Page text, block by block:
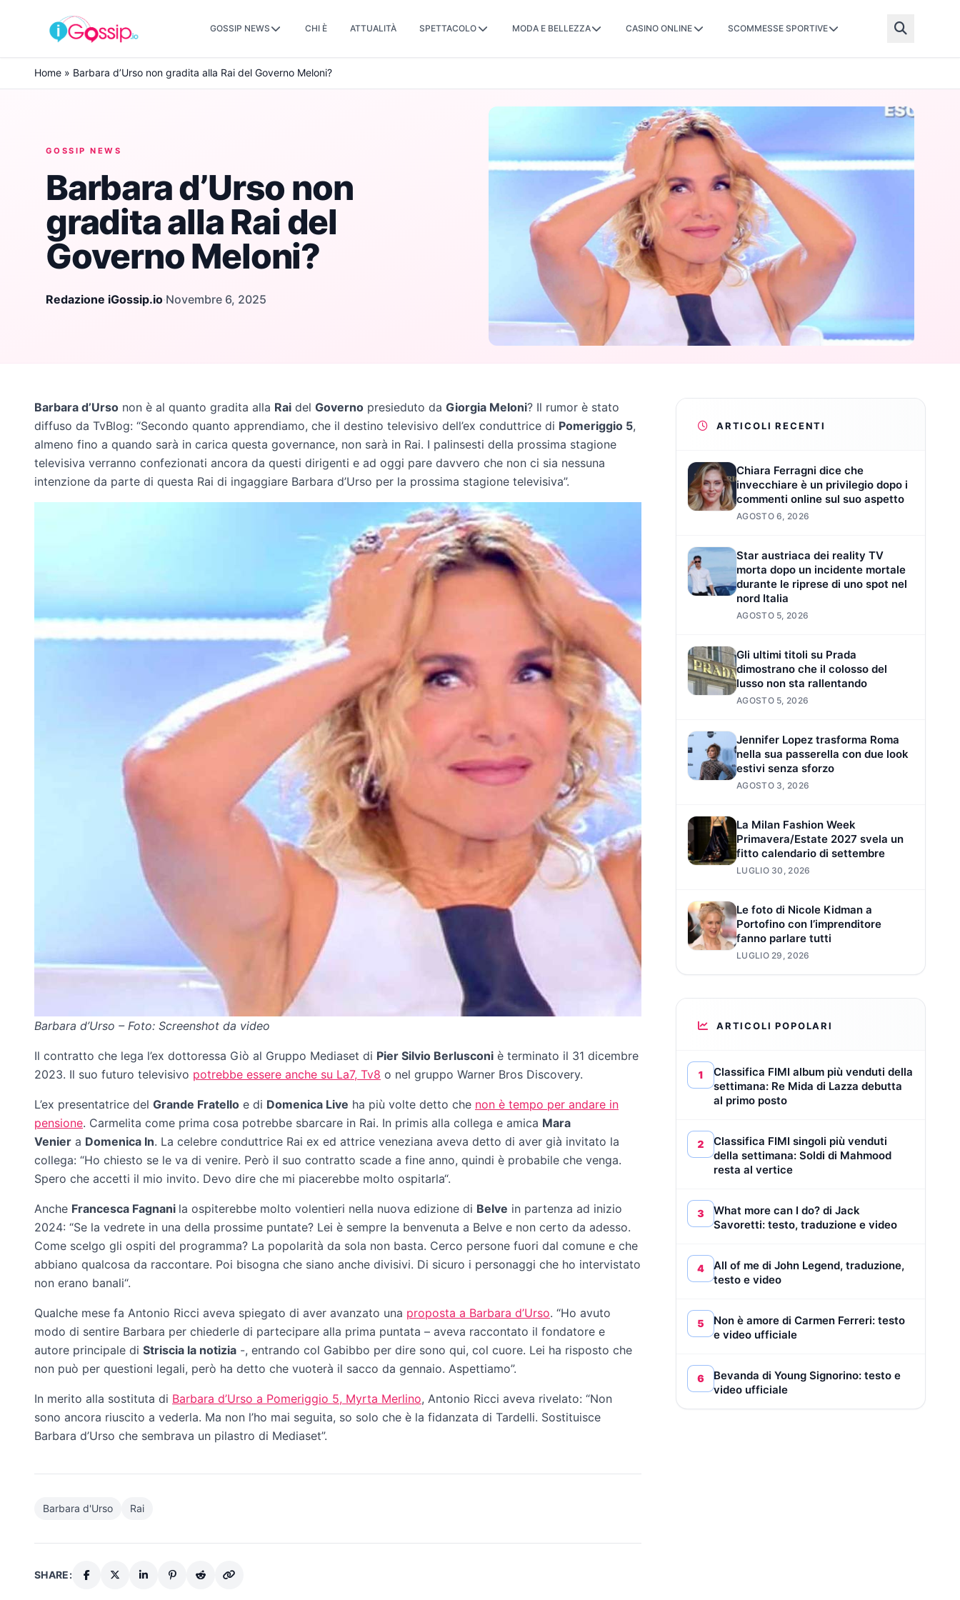
Skip to content
GOSSIP NEWS CHI È ATTUALITÀ SPETTACOLO MODA E BELLEZZA CASINO ONLINE SCOMMESSE SPORTIVE
Home » Barbara d’Urso non gradita alla Rai del Governo Meloni?
GOSSIP NEWS
Barbara d’Urso non
gradita alla Rai del
Governo Meloni?
Redazione iGossip.io·Novembre 6, 2025
Barbara d’Urso non è al quanto gradita alla Rai del Governo presieduto da Giorgia Meloni? Il rumor è stato
diffuso da TvBlog: “Secondo quanto apprendiamo, che il destino televisivo dell’ex conduttrice di Pomeriggio 5,
almeno fino a quando sarà in carica questa governance, non sarà in Rai. I palinsesti della prossima stagione
televisiva verranno confezionati ancora da questi dirigenti e ad oggi pare davvero che non ci sia nessuna
intenzione da parte di questa Rai di ingaggiare Barbara d’Urso per la prossima stagione televisiva”.
Barbara d’Urso – Foto: Screenshot da video
Il contratto che lega l’ex dottoressa Giò al Gruppo Mediaset di Pier Silvio Berlusconi è terminato il 31 dicembre
2023. Il suo futuro televisivo potrebbe essere anche su La7, Tv8 o nel gruppo Warner Bros Discovery.
L’ex presentatrice del Grande Fratello e di Domenica Live ha più volte detto che non è tempo per andare in
pensione. Carmelita come prima cosa potrebbe sbarcare in Rai. In primis alla collega e amica Mara
Venier a Domenica In. La celebre conduttrice Rai ex ed attrice veneziana aveva detto di aver già invitato la
collega: “Ho chiesto se le va di venire. Però il suo contratto scade a fine anno, quindi è probabile che venga.
Spero che accetti il mio invito. Devo dire che mi piacerebbe molto ospitarla“.
Anche Francesca Fagnani la ospiterebbe molto volentieri nella nuova edizione di Belve in partenza ad inizio
2024: “Se la vedrete in una della prossime puntate? Lei è sempre la benvenuta a Belve e non certo da adesso.
Come scelgo gli ospiti del programma? La popolarità da sola non basta. Cerco persone fuori dal comune e che
abbiano qualcosa da raccontare. Poi bisogna che siano anche divisivi. Di sicuro i personaggi che ho intervistato
non erano banali“.
Qualche mese fa Antonio Ricci aveva spiegato di aver avanzato una proposta a Barbara d’Urso. “Ho avuto
modo di sentire Barbara per chiederle di partecipare alla prima puntata – aveva raccontato il fondatore e
autore principale di Striscia la notizia -, entrando col Gabibbo per dire sono qui, col cuore. Lei ha risposto che
non può per questioni legali, però ha detto che vuoterà il sacco da gennaio. Aspettiamo”.
In merito alla sostituta di Barbara d’Urso a Pomeriggio 5, Myrta Merlino, Antonio Ricci aveva rivelato: “Non
sono ancora riuscito a vederla. Ma non l’ho mai seguita, so solo che è la fidanzata di Tardelli. Sostituisce
Barbara d’Urso che sembrava un pilastro di Mediaset”.
Barbara d'Urso Rai
SHARE:
ARTICOLI RECENTI
Chiara Ferragni dice che
invecchiare è un privilegio dopo i
commenti online sul suo aspetto
AGOSTO 6, 2026
Star austriaca dei reality TV
morta dopo un incidente mortale
durante le riprese di uno spot nel
nord Italia
AGOSTO 5, 2026
Gli ultimi titoli su Prada
dimostrano che il colosso del
lusso non sta rallentando
AGOSTO 5, 2026
Jennifer Lopez trasforma Roma
nella sua passerella con due look
estivi senza sforzo
AGOSTO 3, 2026
La Milan Fashion Week
Primavera/Estate 2027 svela un
fitto calendario di settembre
LUGLIO 30, 2026
Le foto di Nicole Kidman a
Portofino con l’imprenditore
fanno parlare tutti
LUGLIO 29, 2026
ARTICOLI POPOLARI
1
Classifica FIMI album più venduti della
settimana: Re Mida di Lazza debutta
al primo posto
2
Classifica FIMI singoli più venduti
della settimana: Soldi di Mahmood
resta al vertice
3
What more can I do? di Jack
Savoretti: testo, traduzione e video
4
All of me di John Legend, traduzione,
testo e video
5
Non è amore di Carmen Ferreri: testo
e video ufficiale
6
Bevanda di Young Signorino: testo e
video ufficiale